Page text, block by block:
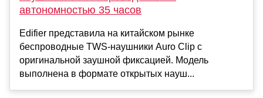
автономностью 35 часов
Edifier представила на китайском рынке
беспроводные TWS-наушники Auro Clip с
оригинальной заушной фиксацией. Модель
выполнена в формате открытых науш...